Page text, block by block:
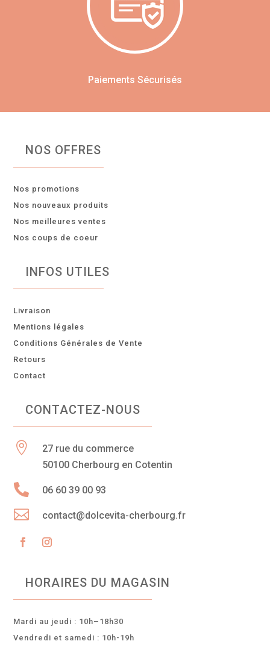
Paiements Sécurisés
NOS OFFRES
Nos promotions
Nos nouveaux produits
Nos meilleures ventes
Nos coups de coeur
INFOS UTILES
Livraison
Mentions légales
Conditions Générales de Vente
Retours
Contact
CONTACTEZ-NOUS

27 rue du commerce
50100 Cherbourg en Cotentin
 06 60 39 00 93
 contact@dolcevita-cherbourg.fr
HORAIRES DU MAGASIN
Mardi au jeudi : 10h–18h30
Vendredi et samedi : 10h-19h